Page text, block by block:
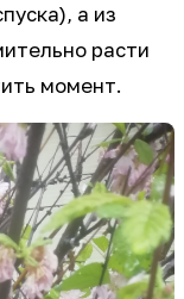
а из
расти
момент.